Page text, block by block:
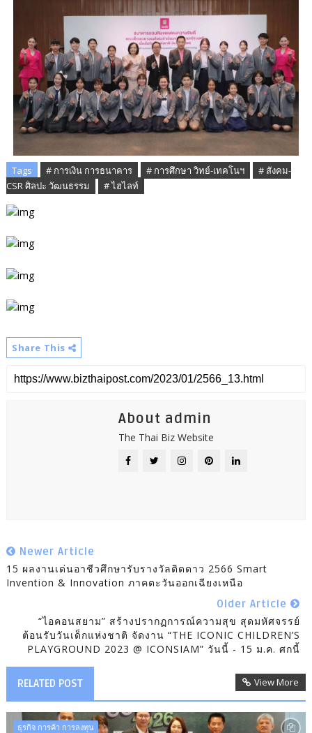
Tags # การเงิน การธนาคาร # การศึกษา วิทย์-เทคโนฯ
# สังคม-
CSR ศิลปะ วัฒนธรรม
# ไฮไลท์
Share This
About admin
The Thai Biz Website
Newer Article
15 ผลงานเด่นอาชีวศึกษารับรางวัลติดดาว 2566 Smart
Invention & Innovation ภาคตะวันออกเฉียงเหนือ
Older Article
“ไอคอนสยาม” สร้างปรากฏการณ์ความสุข สุดมหัศจรรย์
ต้อนรับวันเด็กแห่งชาติ จัดงาน “THE ICONIC CHILDREN’S
PLAYGROUND 2023 @ ICONSIAM” วันนี้ - 15 ม.ค. ศกนี้
RELATED POST View More
ธุรกิจ การค้า การลงทุน